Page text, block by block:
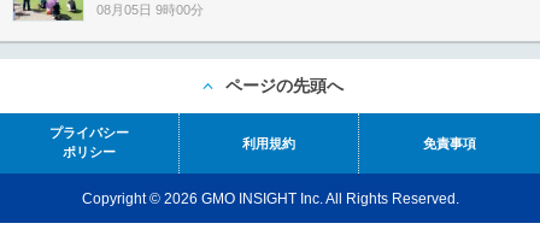
08月05日 9時00分
ページの先頭へ
プライバシー
ポリシー
利用規約 免責事項
Copyright © 2026 GMO INSIGHT Inc. All Rights Reserved.